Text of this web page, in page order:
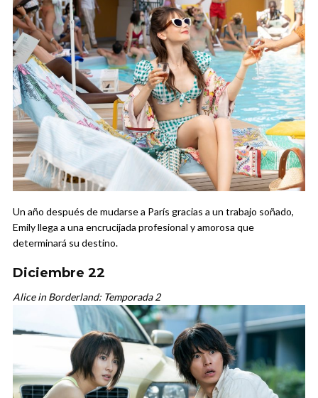
Un año después de mudarse a París gracias a un trabajo soñado,
Emily llega a una encrucijada profesional y amorosa que
determinará su destino.
Diciembre 22
Alice in Borderland: Temporada 2